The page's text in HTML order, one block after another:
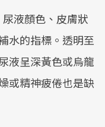
液顏色、皮膚狀
水的指標。透明至
液呈深黃色或烏龍
或精神疲倦也是缺